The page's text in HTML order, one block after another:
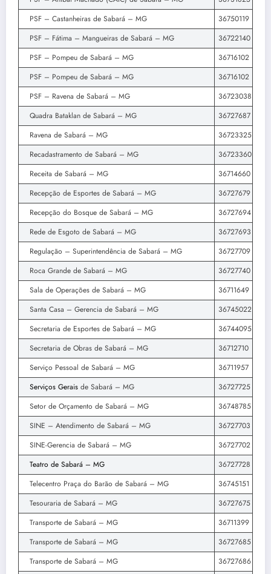
PSF – Castanheiras de Sabará – MG
36750119
PSF – Fátima – Mangueiras de Sabará – MG
36722140
PSF – Pompeu de Sabará – MG
36716102
PSF – Pompeu de Sabará – MG
36716102
PSF – Ravena de Sabará – MG
36723038
Quadra Bataklan de Sabará – MG
36727687
Ravena de Sabará – MG
36723325
Recadastramento de Sabará – MG
36723360
Receita de Sabará – MG
36714660
Recepção de Esportes de Sabará – MG
36727679
Recepção do Bosque de Sabará – MG
36727694
Rede de Esgoto de Sabará – MG
36727693
Regulação – Superintendência de Sabará – MG
36727709
Roca Grande de Sabará – MG
36727740
Sala de Operações de Sabará – MG
36711649
Santa Casa – Gerencia de Sabará – MG
36745022
Secretaria de Esportes de Sabará – MG
36744095
Secretaria de Obras de Sabará – MG
36712710
Serviço Pessoal de Sabará – MG
36711957
Serviços Gerais de Sabará – MG
36727725
Setor de Orçamento de Sabará – MG
36748785
SINE – Atendimento de Sabará – MG
36727703
SINE-Gerencia de Sabará – MG
36727702
Teatro de Sabará – MG
36727728
Telecentro Praça do Barão de Sabará – MG
36745151
Tesouraria de Sabará – MG
36727675
Transporte de Sabará – MG
36711399
Transporte de Sabará – MG
36727685
Transporte de Sabará – MG
36727686